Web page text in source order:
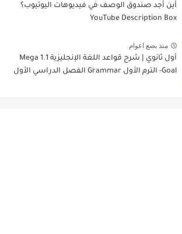
أين أجد صندوق الوصف في فيديوهات اليوتيوب؟
YouTube Description Box
منذ بضع اعوام
أول ثانوي | شرح قواعد اللغة الإنجليزية 1.1 Mega
Goal- الترم الأول Grammar الفصل الدراسي الأول